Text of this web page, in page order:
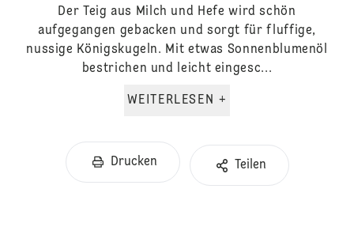
Der Teig aus Milch und Hefe wird schön
aufgegangen gebacken und sorgt für fluffige,
nussige Königskugeln. Mit etwas Sonnenblumenöl
bestrichen und leicht eingesc...
WEITERLESEN +
Drucken Teilen